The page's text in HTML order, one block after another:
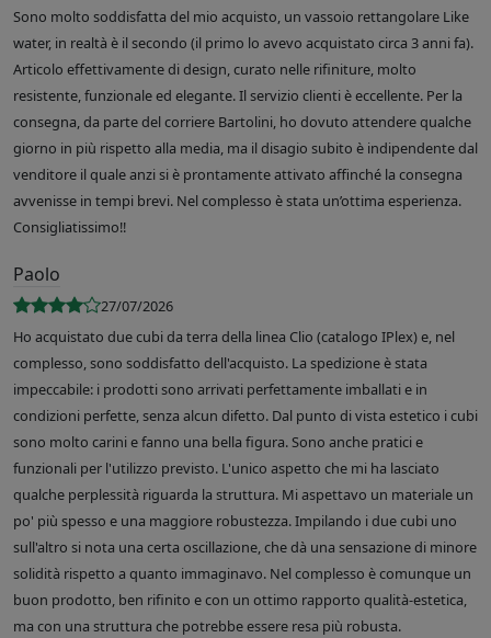
Sono molto soddisfatta del mio acquisto, un vassoio rettangolare Like
water, in realtà è il secondo (il primo lo avevo acquistato circa 3 anni fa).
Articolo effettivamente di design, curato nelle rifiniture, molto
resistente, funzionale ed elegante. Il servizio clienti è eccellente. Per la
consegna, da parte del corriere Bartolini, ho dovuto attendere qualche
giorno in più rispetto alla media, ma il disagio subito è indipendente dal
venditore il quale anzi si è prontamente attivato affinché la consegna
avvenisse in tempi brevi. Nel complesso è stata un’ottima esperienza.
Consigliatissimo!!
Paolo
27/07/2026
Ho acquistato due cubi da terra della linea Clio (catalogo IPlex) e, nel
complesso, sono soddisfatto dell'acquisto. La spedizione è stata
impeccabile: i prodotti sono arrivati perfettamente imballati e in
condizioni perfette, senza alcun difetto. Dal punto di vista estetico i cubi
sono molto carini e fanno una bella figura. Sono anche pratici e
funzionali per l'utilizzo previsto. L'unico aspetto che mi ha lasciato
qualche perplessità riguarda la struttura. Mi aspettavo un materiale un
po' più spesso e una maggiore robustezza. Impilando i due cubi uno
sull'altro si nota una certa oscillazione, che dà una sensazione di minore
solidità rispetto a quanto immaginavo. Nel complesso è comunque un
buon prodotto, ben rifinito e con un ottimo rapporto qualità-estetica,
ma con una struttura che potrebbe essere resa più robusta.